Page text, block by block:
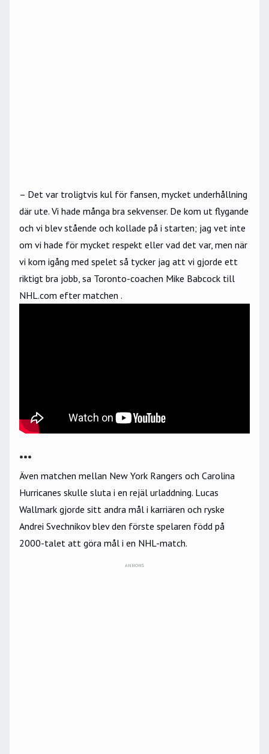
– Det var troligtvis kul för fansen, mycket underhållning
där ute. Vi hade många bra sekvenser. De kom ut flygande
och vi blev stående och kollade på i starten; jag vet inte
om vi hade för mycket respekt eller vad det var, men när
vi kom igång med spelet så tycker jag att vi gjorde ett
riktigt bra jobb, sa Toronto-coachen Mike Babcock till
NHL.com efter matchen .
***
Även matchen mellan New York Rangers och Carolina
Hurricanes skulle sluta i en rejäl urladdning. Lucas
Wallmark gjorde sitt andra mål i karriären och ryske
Andrei Svechnikov blev den förste spelaren född på
2000-talet att göra mål i en NHL-match.
ANNONS